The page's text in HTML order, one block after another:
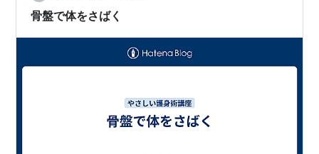
骨盤で体をさばく